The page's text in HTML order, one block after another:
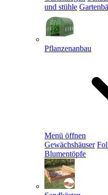
und stühle
Pflanzenanbau
Menü öffnen
Gewächshäuser
Blumentöpfe